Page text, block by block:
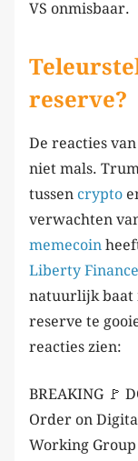
VS onmisbaar.
reserve?
De reacties
niet mals.
tussen crypto
verwachten
memecoin
Liberty
natuurlijk baat
reserve te
reacties zien:
BREAKING 🚩
Order on
Working